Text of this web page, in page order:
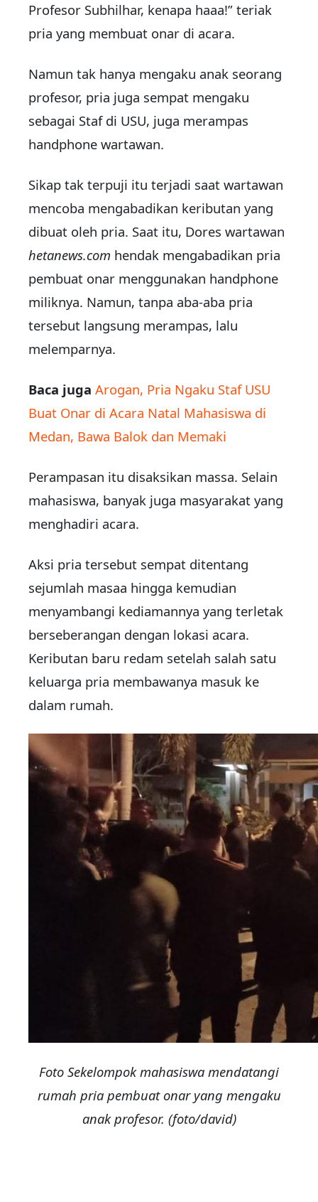
Profesor Subhilhar, kenapa haaa!” teriak
pria yang membuat onar di acara.
Namun tak hanya mengaku anak seorang
profesor, pria juga sempat mengaku
sebagai Staf di USU, juga merampas
handphone wartawan.
Sikap tak terpuji itu terjadi saat wartawan
mencoba mengabadikan keributan yang
dibuat oleh pria. Saat itu, Dores wartawan
hetanews.com hendak mengabadikan pria
pembuat onar menggunakan handphone
miliknya. Namun, tanpa aba-aba pria
tersebut langsung merampas, lalu
melemparnya.
Baca juga Arogan, Pria Ngaku Staf USU
Buat Onar di Acara Natal Mahasiswa di
Medan, Bawa Balok dan Memaki
Perampasan itu disaksikan massa. Selain
mahasiswa, banyak juga masyarakat yang
menghadiri acara.
Aksi pria tersebut sempat ditentang
sejumlah masaa hingga kemudian
menyambangi kediamannya yang terletak
berseberangan dengan lokasi acara.
Keributan baru redam setelah salah satu
keluarga pria membawanya masuk ke
dalam rumah.
Foto Sekelompok mahasiswa mendatangi
rumah pria pembuat onar yang mengaku
anak profesor. (foto/david)